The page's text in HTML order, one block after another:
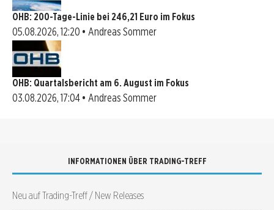
OHB: 200-Tage-Linie bei 246,21 Euro im Fokus
05.08.2026, 12:20 • Andreas Sommer
OHB: Quartalsbericht am 6. August im Fokus
03.08.2026, 17:04 • Andreas Sommer
INFORMATIONEN ÜBER TRADING-TREFF
Neu auf Trading-Treff / New Releases